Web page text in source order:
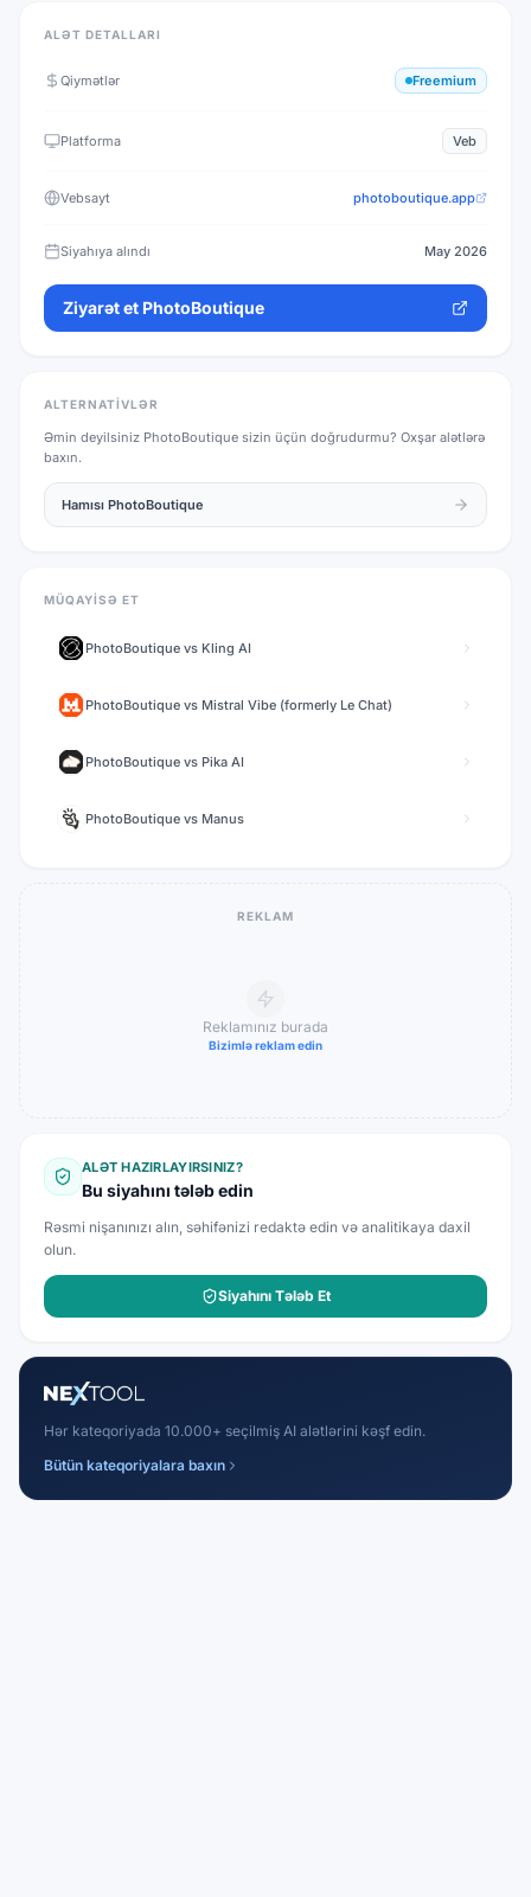
ALƏT DETALLARI
Qiymətlər Freemium
Platforma Veb
Vebsayt photoboutique.app
Siyahıya alındı May 2026
Ziyarət et PhotoBoutique
ALTERNATIVLƏR
Əmin deyilsiniz PhotoBoutique sizin üçün doğrudurmu? Oxşar alətlərə
baxın.
Hamısı PhotoBoutique
MÜQAYISƏ ET
PhotoBoutique vs Kling AI
PhotoBoutique vs Mistral Vibe (formerly Le Chat)
PhotoBoutique vs Pika AI
PhotoBoutique vs Manus
REKLAM
Reklamınız burada
Bizimlə reklam edin
ALƏT HAZIRLAYIRSINIZ?
Bu siyahını tələb edin
Rəsmi nişanınızı alın, səhifənizi redaktə edin və analitikaya daxil
olun.
Siyahını Tələb Et
Hər kateqoriyada 10.000+ seçilmiş AI alətlərini kəşf edin.
Bütün kateqoriyalara baxın